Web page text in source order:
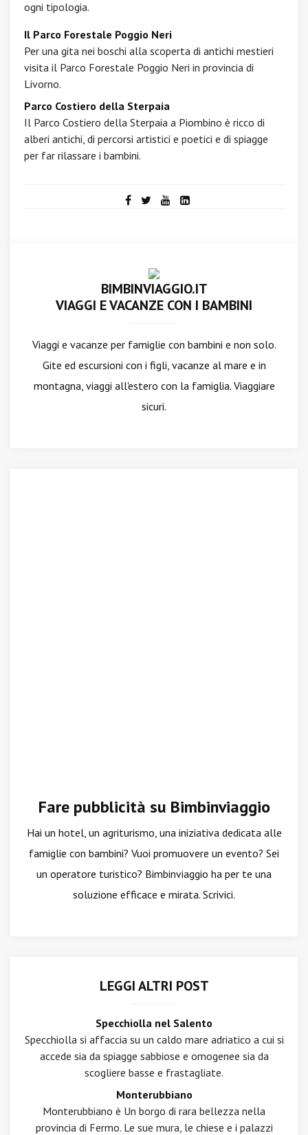
ogni tipologia.
Il Parco Forestale Poggio Neri
Per una gita nei boschi alla scoperta di antichi mestieri
visita il Parco Forestale Poggio Neri in provincia di
Livorno.
Parco Costiero della Sterpaia
Il Parco Costiero della Sterpaia a Piombino è ricco di
alberi antichi, di percorsi artistici e poetici e di spiagge
per far rilassare i bambini.
BIMBINVIAGGIO.IT
VIAGGI E VACANZE CON I BAMBINI
Viaggi e vacanze per famiglie con bambini e non solo.
Gite ed escursioni con i figli, vacanze al mare e in
montagna, viaggi all'estero con la famiglia. Viaggiare
sicuri.
Fare pubblicità su Bimbinviaggio
Hai un hotel, un agriturismo, una iniziativa dedicata alle
famiglie con bambini? Vuoi promuovere un evento? Sei
un operatore turistico? Bimbinviaggio ha per te una
soluzione efficace e mirata. Scrivici.
LEGGI ALTRI POST
Specchiolla nel Salento
Specchiolla si affaccia su un caldo mare adriatico a cui si
accede sia da spiagge sabbiose e omogenee sia da
scogliere basse e frastagliate.
Monterubbiano
Monterubbiano è Un borgo di rara bellezza nella
provincia di Fermo. Le sue mura, le chiese e i palazzi